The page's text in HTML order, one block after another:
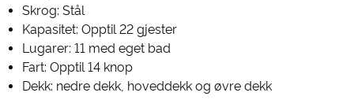
Skrog: Stål
Kapasitet: Opptil 22 gjester
Lugarer: 11 med eget bad
Fart: Opptil 14 knop
Dekk: nedre dekk, hoveddekk og øvre dekk